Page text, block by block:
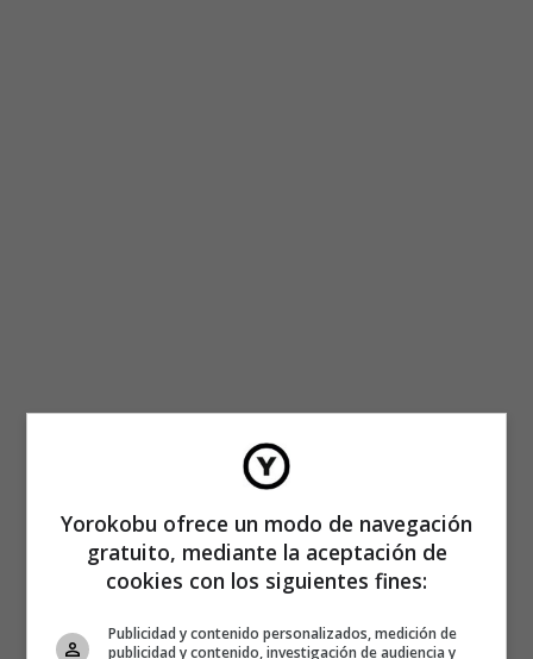
La tecnología nos conecta,
nuestro cerebro no
Yorokobu ofrece un modo de navegación
gratuito, mediante la aceptación de
cookies con los siguientes fines:
Publicidad y contenido personalizados, medición de
publicidad y contenido, investigación de audiencia y